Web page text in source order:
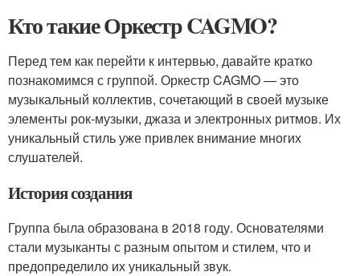
Кто такие Оркестр CAGMO?
Перед тем как перейти к интервью, давайте кратко
познакомимся с группой. Оркестр CAGMO — это
музыкальный коллектив, сочетающий в своей музыке
элементы рок-музыки, джаза и электронных ритмов. Их
уникальный стиль уже привлек внимание многих
слушателей.
История создания
Группа была образована в 2018 году. Основателями
стали музыканты с разным опытом и стилем, что и
предопределило их уникальный звук.